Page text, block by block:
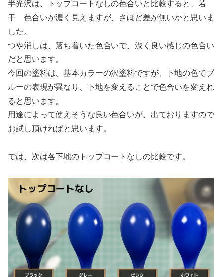
半光沢は、トップコートなしの色合いと比較すると、若
干 色合いが濃く見えますが、さほど差が無いかと思いま
した。
つや消しは、落ち着いた色合いで、渋く良い感じの色合い
だと思います。
今回の塗料は、基本カラーの沢塗料ですが、下地の色でブ
ルーの表現が異なり、下地を変えることで色合いを変えれ
ると思います。
用途によって使えそうな良い色合いが、出ておりますので
お試し頂ければと思います。
では、次は各下地のトップコートなしの比較です。